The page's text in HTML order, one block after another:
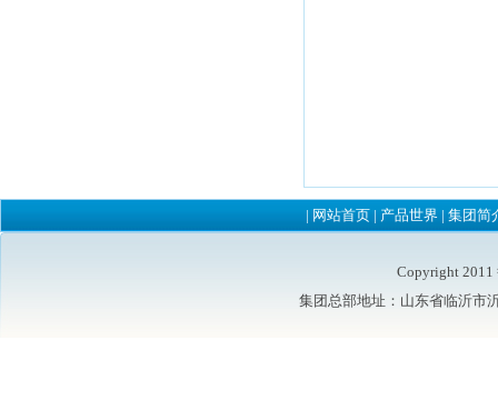
| 网站首页 | 产品世界 | 集团简
Copyright
集团总部地址：山东省临沂市